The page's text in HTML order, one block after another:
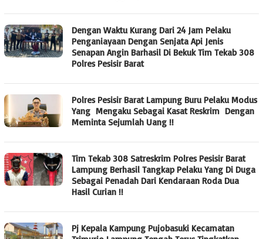
Dengan Waktu Kurang Dari 24 Jam Pelaku
Penganiayaan Dengan Senjata Api Jenis
Senapan Angin Barhasil Di Bekuk Tim Tekab 308
Polres Pesisir Barat
Polres Pesisir Barat Lampung Buru Pelaku Modus
Yang Mengaku Sebagai Kasat Reskrim Dengan
Meminta Sejumlah Uang !!
Tim Tekab 308 Satreskrim Polres Pesisir Barat
Lampung Berhasil Tangkap Pelaku Yang Di Duga
Sebagai Penadah Dari Kendaraan Roda Dua
Hasil Curian !!
Pj Kepala Kampung Pujobasuki Kecamatan